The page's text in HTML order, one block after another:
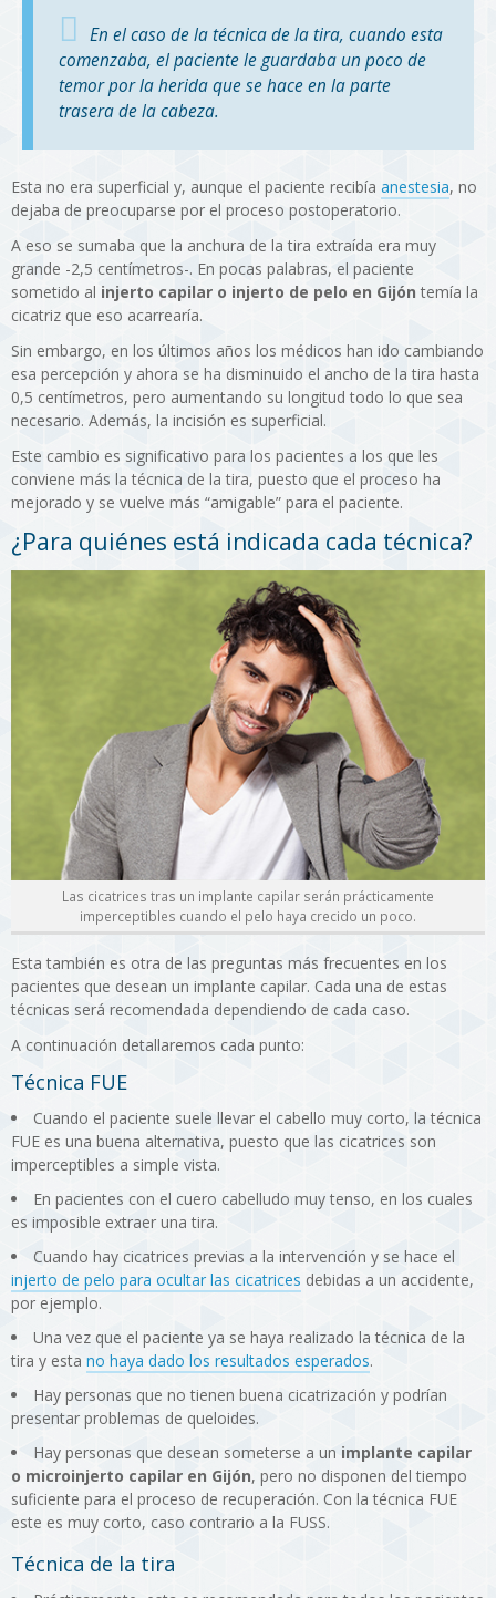
En el caso de la técnica de la tira, cuando esta
comenzaba, el paciente le guardaba un poco de
temor por la herida que se hace en la parte
trasera de la cabeza.
Esta no era superficial y, aunque el paciente recibía anestesia, no
dejaba de preocuparse por el proceso postoperatorio.
A eso se sumaba que la anchura de la tira extraída era muy
grande -2,5 centímetros-. En pocas palabras, el paciente
sometido al injerto capilar o injerto de pelo en Gijóntemía la
cicatriz que eso acarrearía.
Sin embargo, en los últimos años los médicos han ido cambiando
esa percepción y ahora se ha disminuido el ancho de la tira hasta
0,5 centímetros, pero aumentando su longitud todo lo que sea
necesario. Además, la incisión es superficial.
Este cambio es significativo para los pacientes a los que les
conviene más la técnica de la tira, puesto que el proceso ha
mejorado y se vuelve más “amigable” para el paciente.
¿Para quiénes está indicada cada técnica?
Las cicatrices tras un implante capilar serán prácticamente
imperceptibles cuando el pelo haya crecido un poco.
Esta también es otra de las preguntas más frecuentes en los
pacientes que desean un implante capilar. Cada una de estas
técnicas será recomendada dependiendo de cada caso.
A continuación detallaremos cada punto:
Técnica FUE
Cuando el paciente suele llevar el cabello muy corto, la técnica
FUE es una buena alternativa, puesto que las cicatrices son
imperceptibles a simple vista.
En pacientes con el cuero cabelludo muy tenso, en los cuales
es imposible extraer una tira.
Cuando hay cicatrices previas a la intervención y se hace el
injerto de pelo para ocultar las cicatrices debidas a un accidente,
por ejemplo.
Una vez que el paciente ya se haya realizado la técnica de la
tira y esta no haya dado los resultados esperados.
Hay personas que no tienen buena cicatrización y podrían
presentar problemas de queloides.
Hay personas que desean someterse a un implante capilar
o microinjerto capilar en Gijón, pero no disponen del tiempo
suficiente para el proceso de recuperación. Con la técnica FUE
este es muy corto, caso contrario a la FUSS.
Técnica de la tira